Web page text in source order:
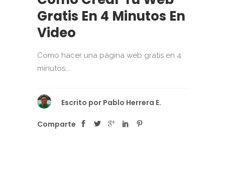
Gratis En 4 Minutos En
Video
Como hacer una página web gratis en 4
minutos...
Escrito por Pablo Herrera E.
Comparte